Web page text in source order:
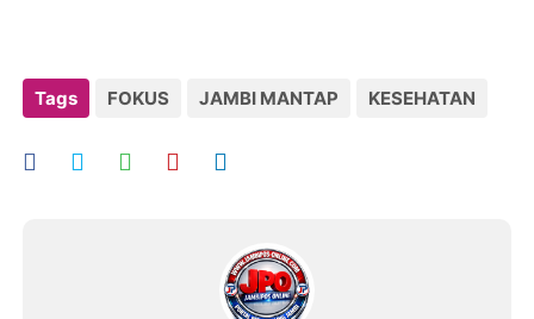
Tags FOKUS JAMBI MANTAP KESEHATAN